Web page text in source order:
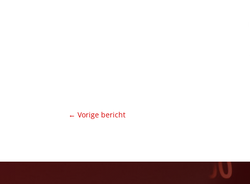
←Vorige bericht